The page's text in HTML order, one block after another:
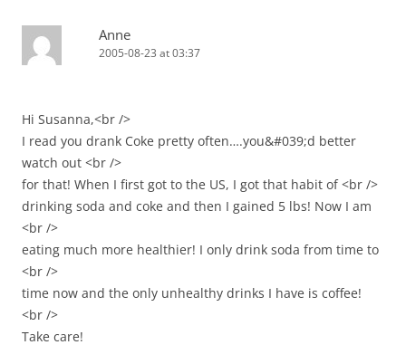
Anne
2005-08-23 at 03:37
Hi Susanna,<br />
I read you drank Coke pretty often….you&#039;d better
watch out <br />
for that! When I first got to the US, I got that habit of <br />
drinking soda and coke and then I gained 5 lbs! Now I am
<br />
eating much more healthier! I only drink soda from time to
<br />
time now and the only unhealthy drinks I have is coffee!
<br />
Take care!